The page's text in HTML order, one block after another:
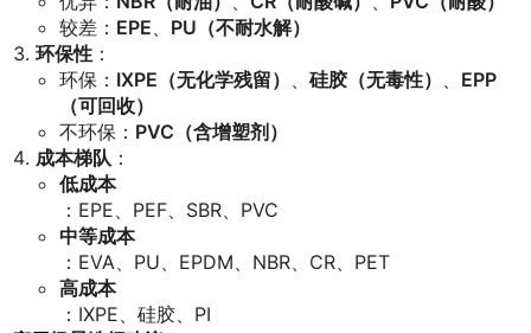
较差： EPE、 PU（不耐水解）
环保性 ：
环保： IXPE（无化学残留） 、 硅胶（无毒性） 、 EPP
（可回收）
不环保： PVC（含增塑剂）
成本梯队 ：
低成本
：EPE、PEF、SBR、PVC
中等成本
：EVA、PU、EPDM、NBR、CR、PET
高成本
：IXPE、硅胶、PI